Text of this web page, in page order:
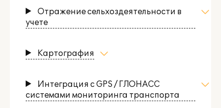
Отражение сельхоздеятельности в
учете
Картография
Интеграция с GPS / ГЛОНАСС
системами мониторинга транспорта